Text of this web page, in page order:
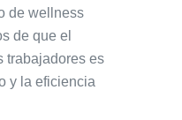
de wellness
de que el
trabajadores es
y la eficiencia